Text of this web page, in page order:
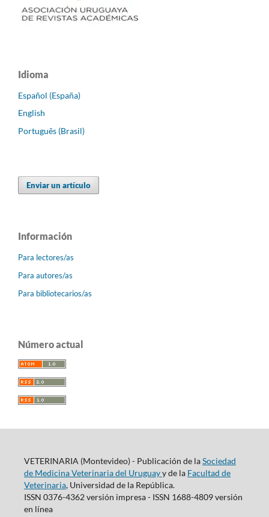
Idioma
Español (España)
English
Português (Brasil)
Enviar un artículo
Información
Para lectores/as
Para autores/as
Para bibliotecarios/as
Número actual
VETERINARIA (Montevideo) - Publicación de laSociedad
de Medicina Veterinaria del Uruguayy de la Facultad de
Veterinaria, Universidad de la República.
ISSN 0376-4362 versión impresa - ISSN 1688-4809 versión
en línea